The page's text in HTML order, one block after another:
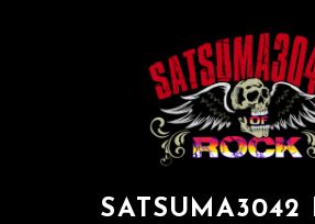
SATSUMA3042